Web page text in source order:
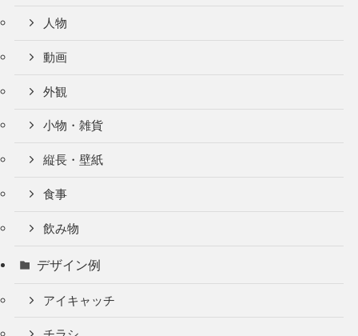
人物
動画
外観
小物・雑貨
縦長・壁紙
食事
飲み物
デザイン例
アイキャッチ